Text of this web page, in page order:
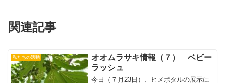
関連記事
私たちの活動
オオムラサキ情報（７） ベビー
ラッシュ
今日（７月23日）、ヒメボタルの展示に